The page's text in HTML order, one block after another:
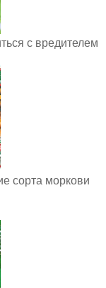
с вредителем
сорта моркови